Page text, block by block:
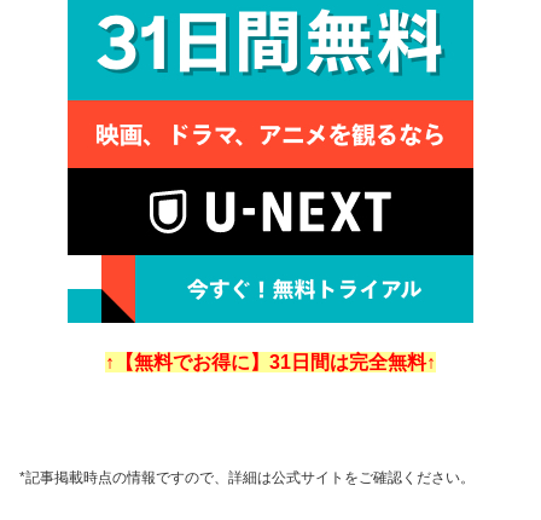
↑【無料でお得に】31日間は完全無料↑
*記事掲載時点の情報ですので、詳細は公式サイトをご確認ください。